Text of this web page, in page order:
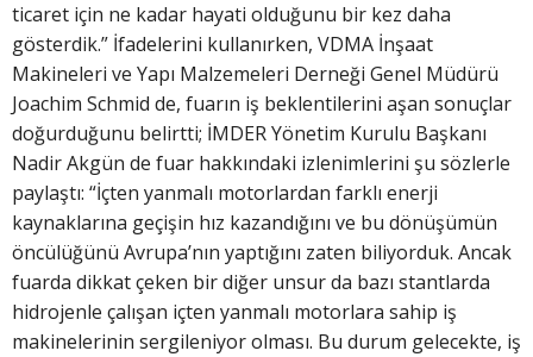
ticaret için ne kadar hayati olduğunu bir kez daha
gösterdik.” İfadelerini kullanırken, VDMA İnşaat
Makineleri ve Yapı Malzemeleri Derneği Genel Müdürü
Joachim Schmid de, fuarın iş beklentilerini aşan sonuçlar
doğurduğunu belirtti; İMDER Yönetim Kurulu Başkanı
Nadir Akgün de fuar hakkındaki izlenimlerini şu sözlerle
paylaştı: “İçten yanmalı motorlardan farklı enerji
kaynaklarına geçişin hız kazandığını ve bu dönüşümün
öncülüğünü Avrupa’nın yaptığını zaten biliyorduk. Ancak
fuarda dikkat çeken bir diğer unsur da bazı stantlarda
hidrojenle çalışan içten yanmalı motorlara sahip iş
makinelerinin sergileniyor olması. Bu durum gelecekte, iş